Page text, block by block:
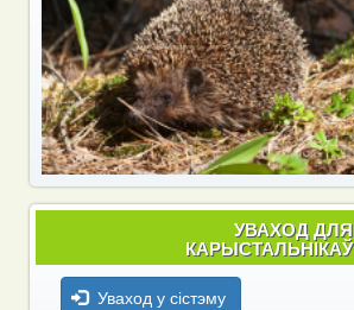
УВАХОД ДЛЯ
КАРЫСТАЛЬНІКАЎ
Уваход у сістэму